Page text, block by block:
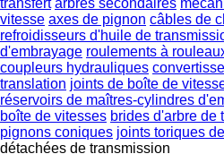
vitesse axes de pignon câbles de
refroidisseurs d'huile de
d'embrayage roulements à
coupleurs hydrauliques
translation joints de boîte de
réservoirs de maîtres-cylindres
boîte de vitesses brides d'arbre de
pignons coniques joints toriques
détachées de transmission